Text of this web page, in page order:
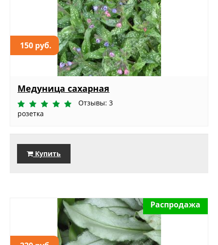
150 руб.
Медуница сахарная
Отзывы: 3
розетка
Купить
Распродажа